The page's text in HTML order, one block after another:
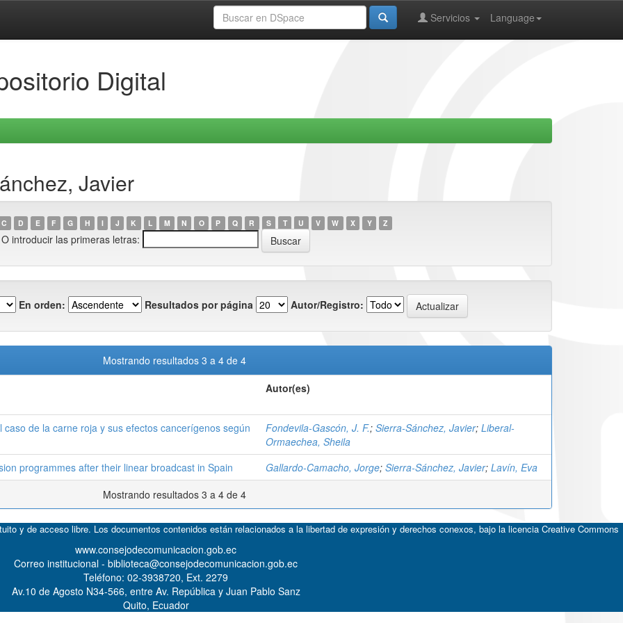
Language
Servicios
Digital
Javier
C D E F G H I J K L M N O P Q R S T U V W X Y Z
O introducir las primeras letras:
En orden: Resultados por página Autor/Registro:
Mostrando resultados 3 a 4 de 4
Autor(es)
de la carne roja y sus efectos cancerígenos según
Fondevila-Gascón, J. F.; Sierra-Sánchez, Javier; Liberal-
Ormaechea, Sheila
programmes after their linear broadcast in Spain Gallardo-Camacho, Jorge; Sierra-Sánchez, Javier; Lavín, Eva
Mostrando resultados 3 a 4 de 4
y de acceso libre. Los documentos contenidos están relacionados a la libertad de expresión y derechos conexos, bajo la licencia Creative Commons
www.consejodecomunicacion.gob.ec
Correo institucional - biblioteca@consejodecomunicacion.gob.ec
Teléfono: 02-3938720, Ext. 2279
Av.10 de Agosto N34-566, entre Av. República y Juan Pablo Sanz
Quito, Ecuador